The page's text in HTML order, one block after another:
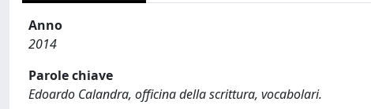
Anno
2014
Parole chiave
Edoardo Calandra, officina della scrittura, vocabolari.